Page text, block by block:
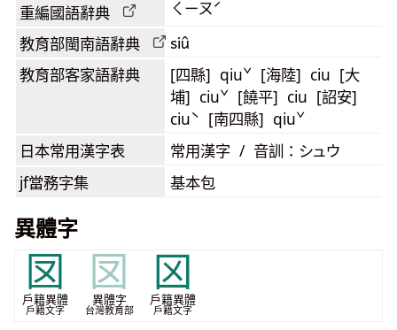
重編國語辭典 ㄑㄧㄡˊ
教育部閩南語辭典 siû
教育部客家語辭典
[四縣] qiuˇ [海陸] ciu [大
埔] ciuˇ [饒平] ciu [詔安]
ciuˋ [南四縣] qiuˇ
日本常用漢字表 常用漢字 / 音訓：シュウ
jf當務字集 基本包
異體字
㘝
戶籍異體
戶籍文字
㘝
異體字
台灣教育部
龱
戶籍異體
戶籍文字